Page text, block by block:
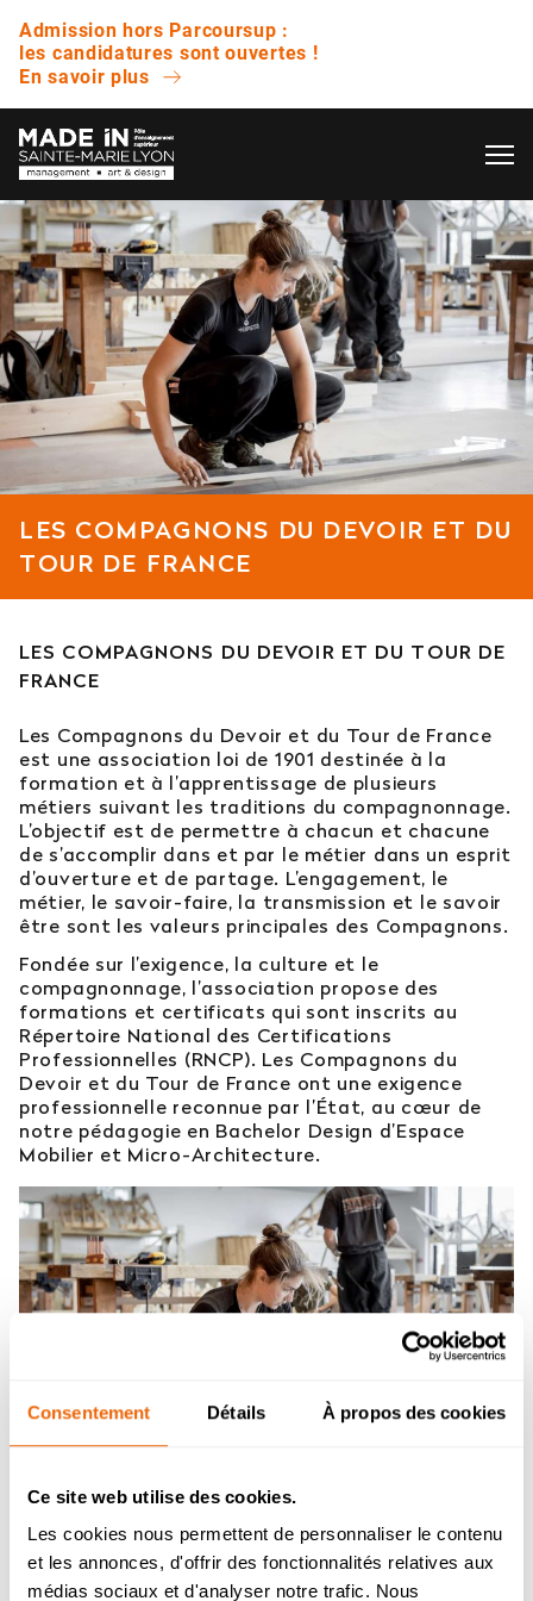
Consentement Détails À propos des cookies
Ce site web utilise des cookies.
Les cookies nous permettent de personnaliser le contenu
et les annonces, d'offrir des fonctionnalités relatives aux
médias sociaux et d'analyser notre trafic. Nous
Admission hors Parcoursup :
les candidatures sont ouvertes !
En savoir plus
L’ÉCOLE
VIE ÉTUDIANTE
ENTREPRISE
NOS RÉSULTATS
LES COMPAGNONS DU DEVOIR ET DU
TOUR DE FRANCE
LES COMPAGNONS DU DEVOIR ET DU TOUR DE
FRANCE
Les Compagnons du Devoir et du Tour de France
est une association loi de 1901 destinée à la
formation et à l’apprentissage de plusieurs
métiers suivant les traditions du compagnonnage.
L’objectif est de permettre à chacun et chacune
de s’accomplir dans et par le métier dans un esprit
d’ouverture et de partage. L’engagement, le
métier, le savoir-faire, la transmission et le savoir
être sont les valeurs principales des Compagnons.
Fondée sur l’exigence, la culture et le
compagnonnage, l’association propose des
formations et certificats qui sont inscrits au
Répertoire National des Certifications
Professionnelles (RNCP). Les Compagnons du
Devoir et du Tour de France ont une exigence
professionnelle reconnue par l’État, au cœur de
notre pédagogie en Bachelor Design d’Espace
Mobilier et Micro-Architecture.
QUESTIONS FRÉQUENTES
Avez-vous des journées portes ouvertes ?
Quelle est la différence entre un bachelor et
une licence ?
Est-il possible d’intégrer l’école en 2e ou 3e
année ?
Quelles sont les poursuites d’études ?
Afficher plus
Orientation : vous ne trouvez
pas votre réponse ?
Contactez notre service orientation
04 81 92 60 83
Admission 2026